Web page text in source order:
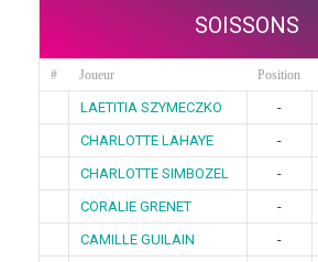
SOISSONS
# Joueur Position
LAETITIA SZYMECZKO -
CHARLOTTE LAHAYE
-
CHARLOTTE SIMBOZEL
-
CORALIE GRENET
-
CAMILLE GUILAIN
-